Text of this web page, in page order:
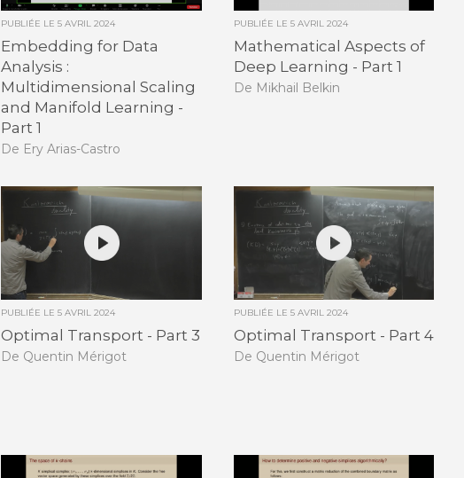
PUBLIÉE LE5 AVRIL 2024
Embedding for Data
Analysis :
Multidimensional Scaling
and Manifold Learning -
Part 1
De Ery Arias-Castro
PUBLIÉE LE 5 AVRIL 2024
Mathematical Aspects of
Deep Learning - Part 1
De Mikhail Belkin
PUBLIÉE LE5 AVRIL 2024
Optimal Transport - Part 3
De Quentin Mérigot
PUBLIÉE LE 5 AVRIL 2024
Optimal Transport - Part 4
De Quentin Mérigot